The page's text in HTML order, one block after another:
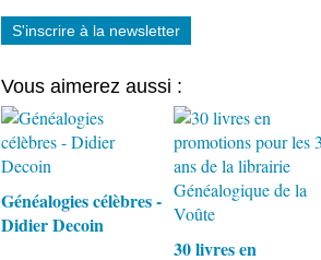
S'inscrire à la newsletter
Vous aimerez aussi :
Généalogies célèbres -
Didier Decoin
30 livres en